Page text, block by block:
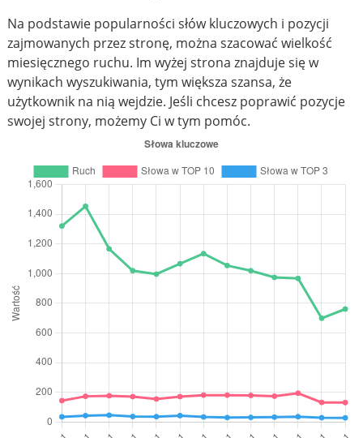
Na podstawie popularności słów kluczowych i pozycji
zajmowanych przez stronę, można szacować wielkość
miesięcznego ruchu. Im wyżej strona znajduje się w
wynikach wyszukiwania, tym większa szansa, że
użytkownik na nią wejdzie. Jeśli chcesz poprawić pozycje
swojej strony, możemy Ci w tym pomóc.